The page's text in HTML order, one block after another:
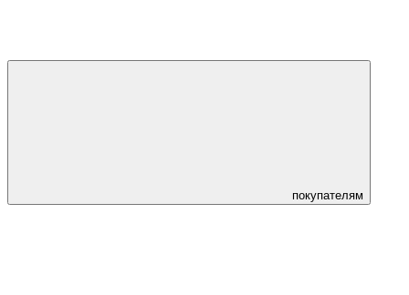
покупателям